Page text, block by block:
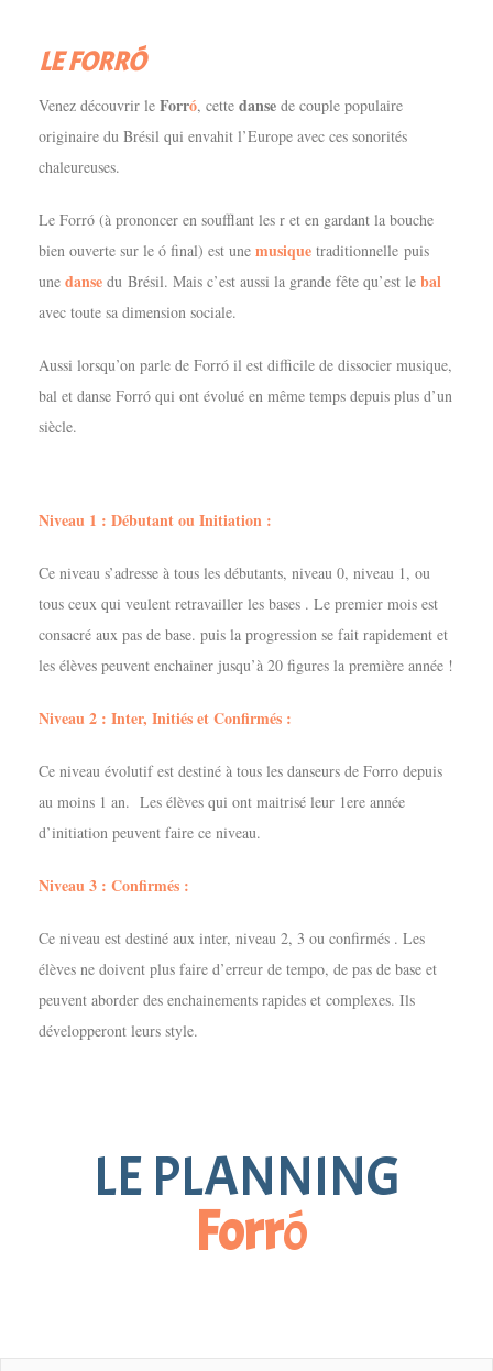
LE FORRÓ
Venez découvrir le Forró, cette danse de couple populaire
originaire du Brésil qui envahit l’Europe avec ces sonorités
chaleureuses.
Le Forró (à prononcer en soufflant les r et en gardant la bouche
bien ouverte sur le ó final) est une musique traditionnelle puis
une danse du Brésil. Mais c’est aussi la grande fête qu’est le bal
avec toute sa dimension sociale.
Aussi lorsqu’on parle de Forró il est difficile de dissocier musique,
bal et danse Forró qui ont évolué en même temps depuis plus d’un
siècle.
Niveau 1 : Débutant ou Initiation :
Ce niveau s’adresse à tous les débutants, niveau 0, niveau 1, ou
tous ceux qui veulent retravailler les bases . Le premier mois est
consacré aux pas de base. puis la progression se fait rapidement et
les élèves peuvent enchainer jusqu’à 20 figures la première année !
Niveau 2 : Inter, Initiés et Confirmés :
Ce niveau évolutif est destiné à tous les danseurs de Forro depuis
au moins 1 an. Les élèves qui ont maitrisé leur 1ere année
d’initiation peuvent faire ce niveau.
Niveau 3 : Confirmés :
Ce niveau est destiné aux inter, niveau 2, 3 ou confirmés . Les
élèves ne doivent plus faire d’erreur de tempo, de pas de base et
peuvent aborder des enchainements rapides et complexes. Ils
développeront leurs style.
LE PLANNING
Forró